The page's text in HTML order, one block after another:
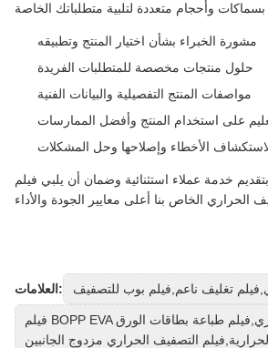
مشورة الخبراء بشأن اختيار المنتج وتطبيقه
حلول منتجات مخصصة للمتطلبات الفريدة
مواصفات المنتج التفصيلية والبيانات الفنية
على استخدام المنتج وأفضل الممارسات
الأخطاء وإصلاحها وحل المشكلات
خدمة عملاء استثنائية وضمان أن يلبي فيلم
العلامات: تغليف ناعم,فيلم بوب للتصفيف
فيلم BOPP EVA للتصفيف الحراري,فيلم طباعة بطاقات الورق
التصفيف الحراري مزدوج الجانبين